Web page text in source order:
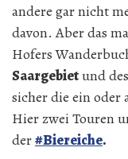
andere gar nicht
davon. Aber das
Hofers
Saargebietund
sicher die ein oder
Hier zwei Touren
der#Biereiche.